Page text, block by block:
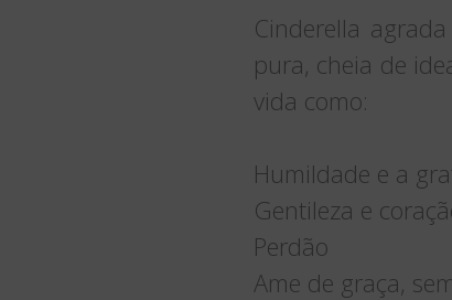
Cinderella
pura, cheia de
vida como:
Humildade e a
Gentileza e
Perdão
Ame de graça,